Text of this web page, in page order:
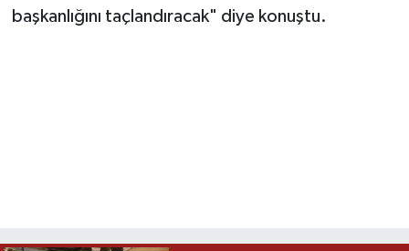
başkanlığını taçlandıracak" diye konuştu.